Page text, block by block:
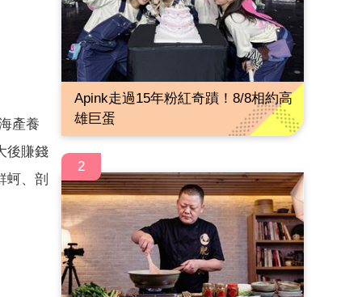
產養
後賺錢
蚵、剖
Apink走過15年粉紅奇蹟！8/8相約高
雄巨蛋
2